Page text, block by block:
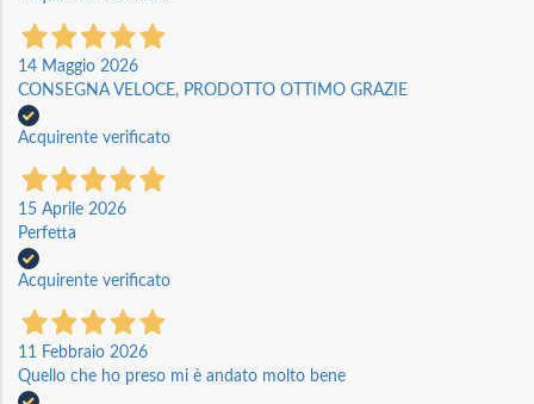
14 Maggio 2026
CONSEGNA VELOCE, PRODOTTO OTTIMO GRAZIE
Acquirente verificato
15 Aprile 2026
Perfetta
Acquirente verificato
11 Febbraio 2026
Quello che ho preso mi è andato molto bene